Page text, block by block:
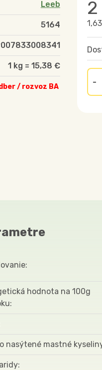
2
Leeb
5164
1 kg = 15,38 €
/ rozvoz BA
hodnota na 100g
nasýtené mastné